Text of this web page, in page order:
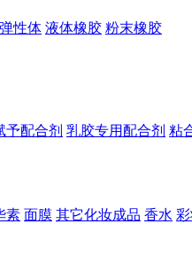
性体 液体橡胶 粉末橡胶
予配合剂 乳胶专用配合剂 粘
素 面膜 其它化妆成品 香水